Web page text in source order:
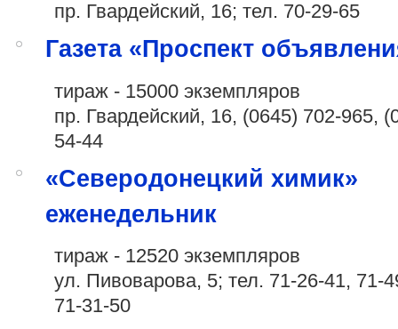
пр. Гвардейский, 16; тел. 70-29-65
Газета «Проспект
тираж - 15000 экземпляров
пр. Гвардейский, 16, (0645) 702-965,
54-44
«Северодонецкий химик»
еженедельник
тираж - 12520 экземпляров
ул. Пивоварова, 5; тел. 71-26-41, 71-
71-31-50